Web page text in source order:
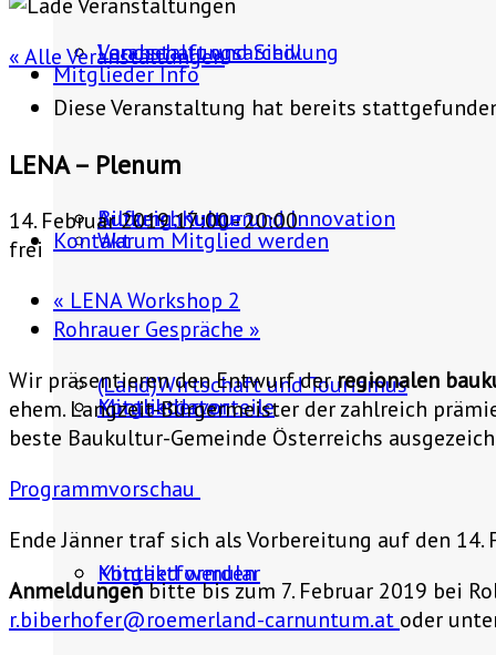
Landschaft und Siedlung
Bildung, Kultur und Innovation
(Land)Wirtschaft und Tourismus
Veranstaltungsarchiv
Aufzeichnungen
Mitglieder Info
Warum Mitglied werden
Mitgliedervorteile
Mitglied werden
Kontakt
Kontaktdaten
Kontaktformular
« Alle Veranstaltungen
Diese Veranstaltung hat bereits
LENA – Plenum
14. Februar 2019 17:00-20:00
frei
« LENA Workshop 2
Rohrauer Gespräche »
Wir präsentieren den Entwurf derregionalen
ehem. Langzeit-Bürgermeister der zahlreich
beste Baukultur-Gemeinde Österreichs
Programmvorschau
Ende Jänner traf sich als Vorbereitung auf den 14.
Anmeldungenbitte bis zum 7. Februar 2019 bei
r.biberhofer@roemerland-carnuntum.at oder